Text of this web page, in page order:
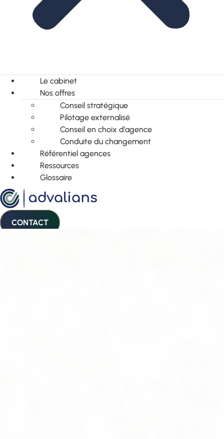
Le cabinet
Nos offres
Conseil stratégique
Pilotage externalisé
Conseil en choix d’agence
Conduite du changement
Référentiel agences
Ressources
Glossaire
CONTACT